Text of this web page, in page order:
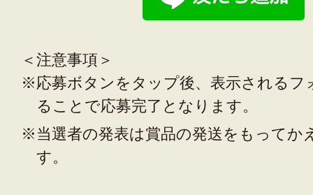
＜注意事項＞
※応募ボタンをタップ後、表示されるフ
ることで応募完了となります。
※当選者の発表は賞品の発送をもってか
す。